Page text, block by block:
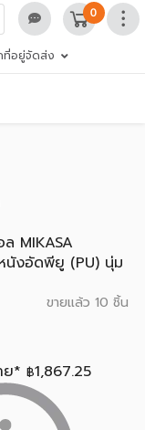
0
ที่อยู่จัดส่ง
MIKASA
นังอัดพียู (PU) นุ่ม
ขายแล้ว 10 ชิ้น
ย* ฿1,867.25